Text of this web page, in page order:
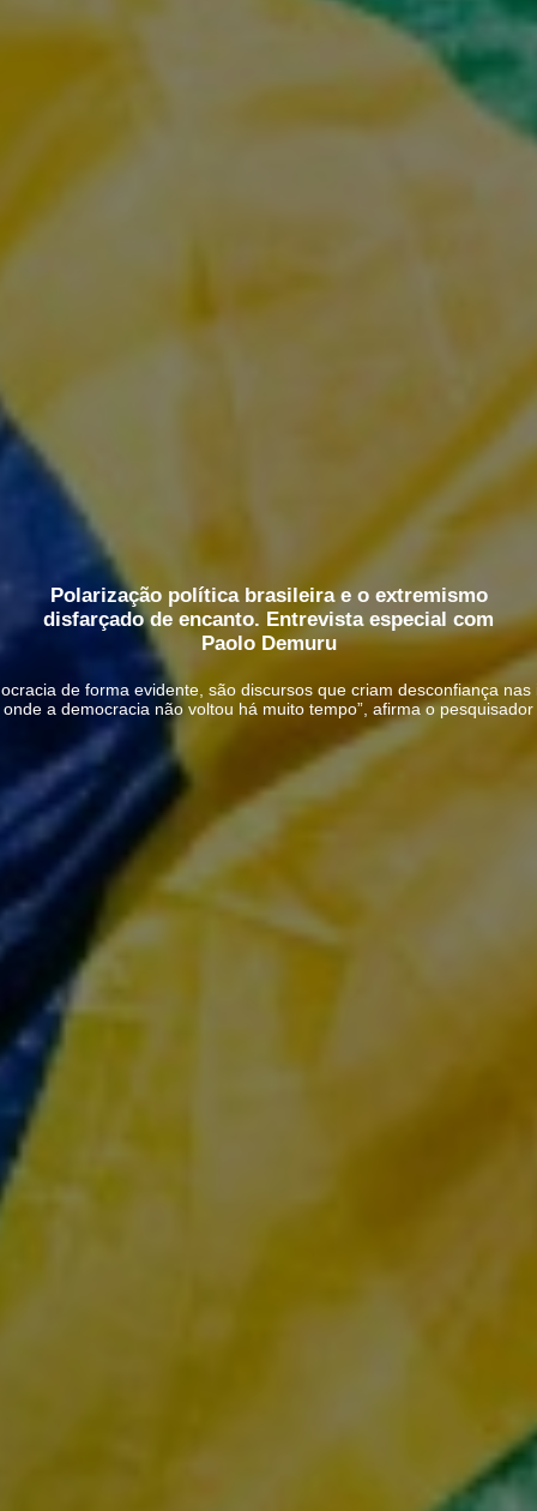
Polarização política brasileira e o extremismo
disfarçado de encanto. Entrevista especial com
Paolo Demuru
de forma evidente, são discursos que criam desconfiança
onde a democracia não voltou há muito tempo”, afirma o pesquisador